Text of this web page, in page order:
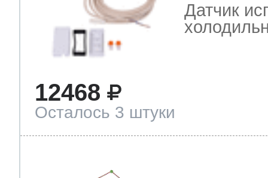
Датчик
12468
Осталось 3 штуки